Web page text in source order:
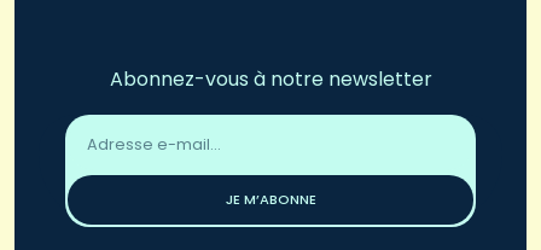
Abonnez-vous à notre newsletter
Adresse
email
JE M’ABONNE